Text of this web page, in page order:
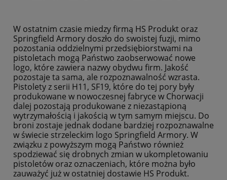
W ostatnim czasie miedzy firmą HS Produkt oraz
Springfield Armory doszło do swoistej fuzji, mimo
pozostania oddzielnymi przedsiębiorstwami na
pistoletach mogą Państwo zaobserwować nowe
logo, które zawiera nazwy obydwu firm. Jakość
pozostaje ta sama, ale rozpoznawalność wzrasta.
Pistolety z serii H11, SF19, które do tej pory były
produkowane w nowoczesnej fabryce w Chorwacji
dalej pozostają produkowane z niezastąpioną
wytrzymałością i jakością w tym samym miejscu. Do
broni zostaje jednak dodane bardziej rozpoznawalne
w świecie strzeleckim logo Springfield Armory. W
związku z powyższym mogą Państwo również
spodziewać się drobnych zmian w ukompletowaniu
pistoletów oraz oznaczeniach, które można było
zauważyć już w ostatniej dostawie HS Produkt.